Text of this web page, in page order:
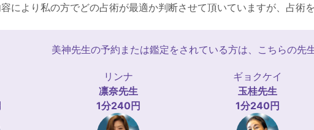
により私の方でどの占術が最適か判断させて頂いていますが、占術
美神先生の予約または鑑定をされている方は、こちらの先
リンナ
凛奈先生
1分240円
ギョクケイ
玉桂先生
1分240円